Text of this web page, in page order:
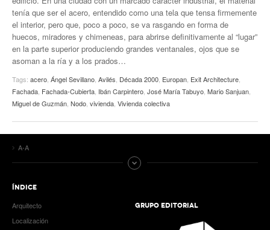
tenía que ser el acero, entendido como una tela que tensa firmemente
el interior, pero que, poco a poco, se va rasgando en forma de
huecos, miradores y chimeneas, para abrirse definitivamente al “lugar”
en la parte superior produciendo grandes ventanales, ojos que se
asoman a la ría y a los prados…
Tags: acero Ángel Sevillano Avilés Década 2000 Europan Exit Architecture
Fachada Fachada-Cubierta Ibán Carpintero José María Tabuyo Mario Sanjuan
Miguel de Guzmán Nodo vivienda Vivienda colectiva
A-A
ÍNDICE
Arquitecto
Localización
GRUPO EDITORIAL